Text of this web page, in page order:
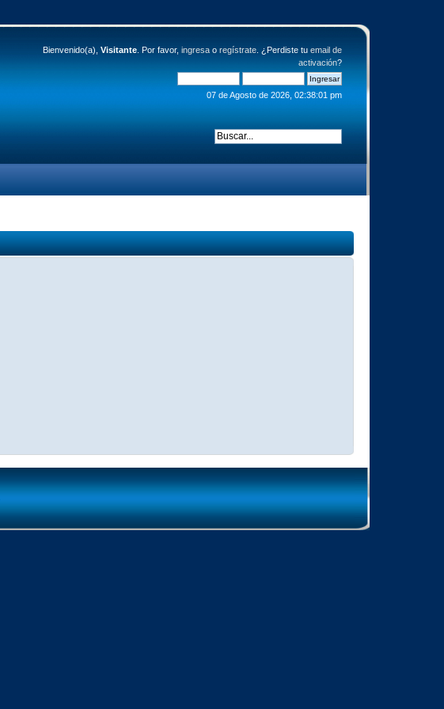
Bienvenido(a), Visitante. Por favor, ingresao regístrate. ¿Perdiste tu email de
activación?
07 de Agosto de 2026, 02:38:01 pm